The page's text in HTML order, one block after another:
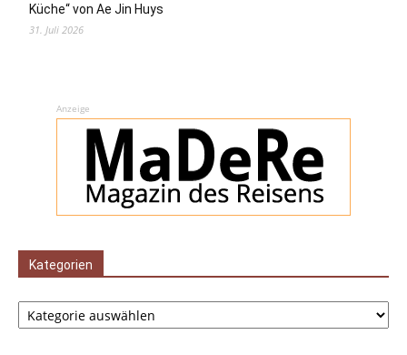
Küche“ von Ae Jin Huys
31. Juli 2026
Anzeige
Kategorien
Kategorien